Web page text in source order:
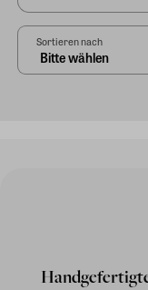
Sortieren nach